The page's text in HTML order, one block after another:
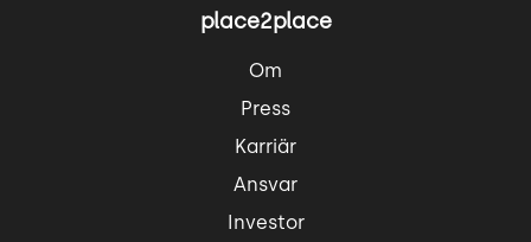
place2place
Om
Press
Karriär
Ansvar
Investor